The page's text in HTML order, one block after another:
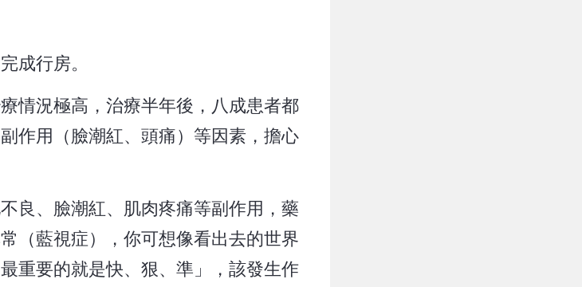
成行房。
情況極高，治療半年後，八成患者都
作用（臉潮紅、頭痛）等因素，擔心
良、臉潮紅、肌肉疼痛等副作用，藥
（藍視症），你可想像看出去的世界
重要的就是快、狠、準」，該發生作